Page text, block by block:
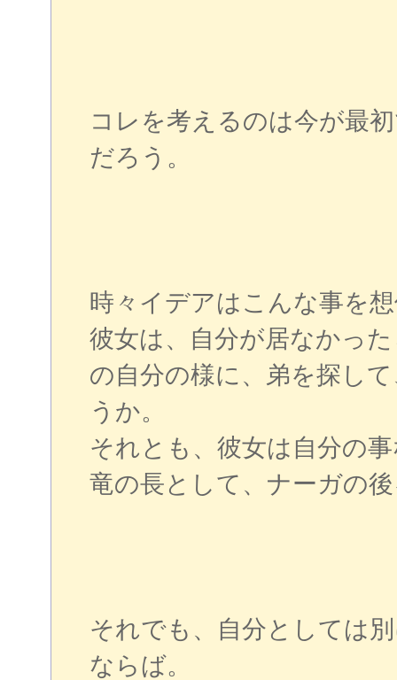
コレを考えるのは今が最
だろう。
時々イデアはこんな事を
彼女は、自分が居なかっ
の自分の様に、弟を探し
うか。
それとも、彼女は自分の
竜の長として、ナーガの
それでも、自分としては
ならば。